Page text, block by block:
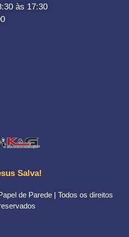
às 17:30
Salva!
de Parede | Todos os direitos